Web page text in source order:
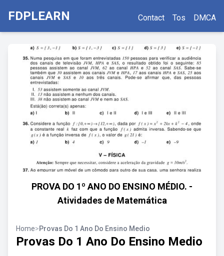
FDPLEARN Contact Tos DMCA
PROVA DO 1º ANO DO ENSINO MÉDIO. -
Atividades de Matemática
Home>Provas Do 1 Ano Do Ensino Medio
Provas Do 1 Ano Do Ensino Medio